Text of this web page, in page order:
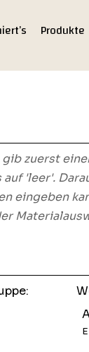
Produkte
zuerst
auf 'leer'.
eingeben